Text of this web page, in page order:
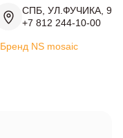
СПБ, УЛ.ФУЧИКА, 9
+7 812 244-10-00
Бренд NS mosaic